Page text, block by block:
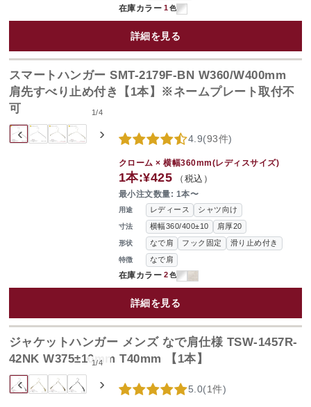
在庫カラー 1色
詳細を見る
‹ ›
1/4
スマートハンガー SMT-2179F-BN W360/W400mm
肩先すべり止め付き【1本】※ネームプレート取付不
可
用途 レディース シャツ向け
寸法 横幅360/400±10 肩厚20
形状 なで肩 フック固定 滑り止め付き
特徴 なで肩
在庫カラー 2色
4.9(93件)
クローム × 横幅360mm(レディスサイズ)
1本:¥425 （税込）
最小注文数量: 1本〜
詳細を見る
‹ ›
1/4
ジャケットハンガー メンズ なで肩仕様 TSW-1457R-
42NK W375±10mm T40mm 【1本】
5.0(1件)